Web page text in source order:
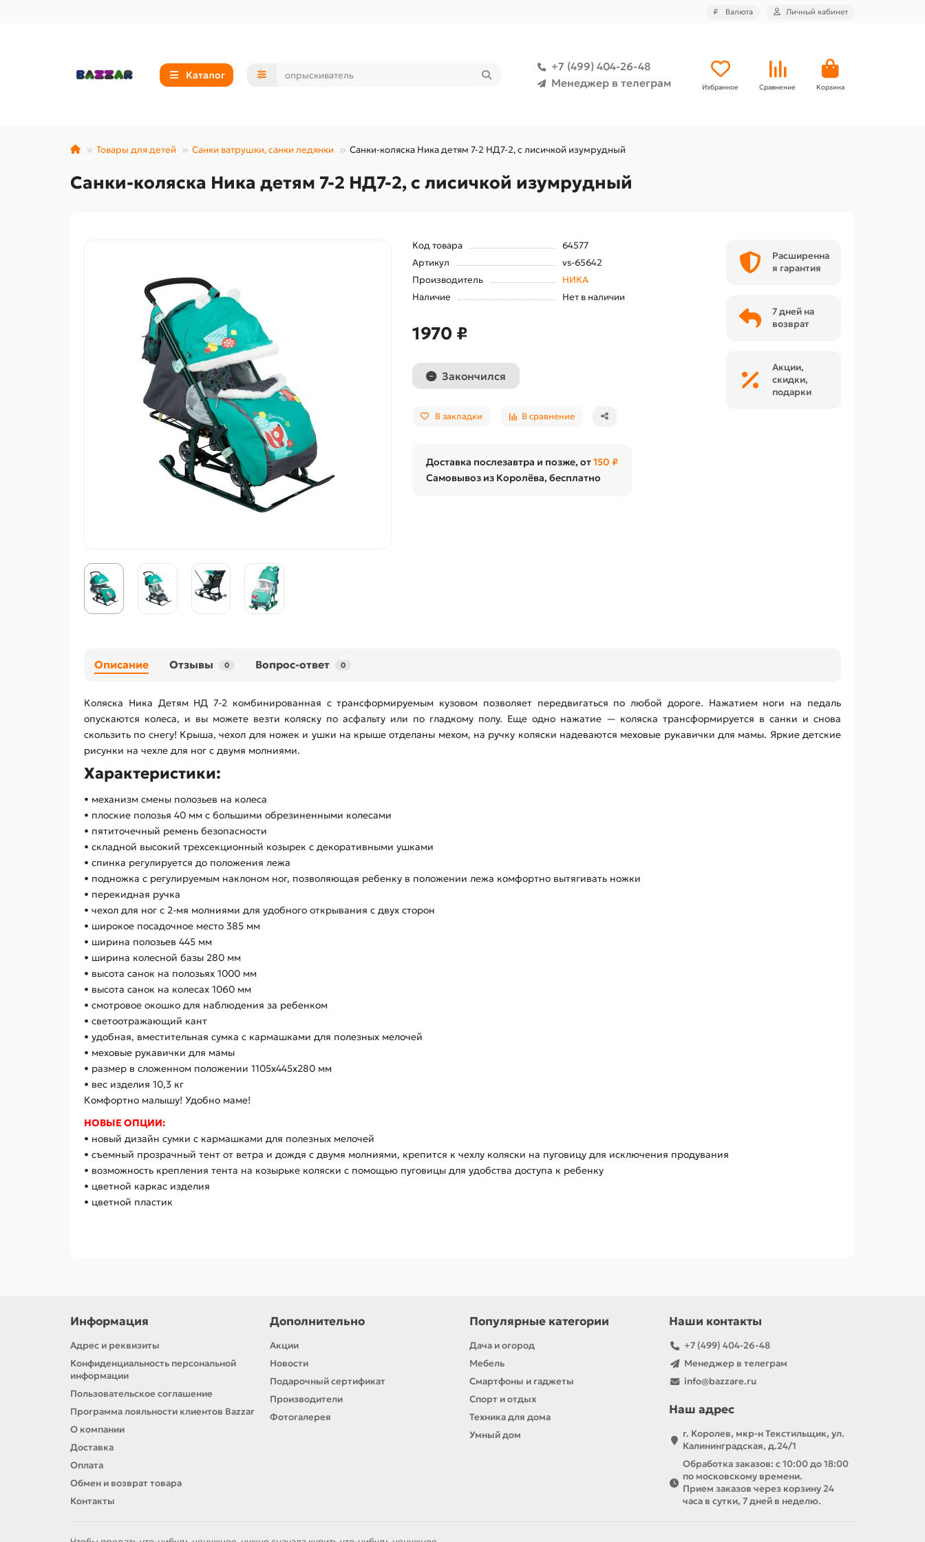
₽ Валюта Личный кабинет
Каталог
+7 (499) 404-26-48
Менеджер в телеграм
Избранное Сравнение Корзина
Товары для детей Санки ватрушки, санки ледянки Санки-коляска Ника детям 7-2 НД7-2, с лисичкой изумрудный
Санки-коляска Ника детям 7-2 НД7-2, с лисичкой изумрудный
Код товара
64577
Артикул
vs-65642
Производитель
НИКА
Наличие
Нет в наличии
1970 ₽
Закончился
В закладки В сравнение
Доставка послезавтра и позже, от150 ₽
Самовывоз из Королёва, бесплатно
Расширенна
я гарантия
7 дней на
возврат
Акции,
скидки,
подарки
Описание Отзывы 0 Вопрос-ответ 0
Коляска Ника Детям НД 7-2 комбинированная с трансформируемым кузовом позволяет передвигаться по любой дороге. Нажатием ноги на педаль
опускаются колеса, и вы можете везти коляску по асфальту или по гладкому полу. Еще одно нажатие — коляска трансформируется в санки и снова
скользить по снегу! Крыша, чехол для ножек и ушки на крыше отделаны мехом, на ручку коляски надеваются меховые рукавички для мамы. Яркие детские
рисунки на чехле для ног с двумя молниями.
Характеристики:
• механизм смены полозьев на колеса
• плоские полозья 40 мм с большими обрезиненными колесами
• пятиточечный ремень безопасности
• складной высокий трехсекционный козырек с декоративными ушками
• спинка регулируется до положения лежа
• подножка с регулируемым наклоном ног, позволяющая ребенку в положении лежа комфортно вытягивать ножки
• перекидная ручка
• чехол для ног с 2-мя молниями для удобного открывания с двух сторон
• широкое посадочное место 385 мм
• ширина полозьев 445 мм
• ширина колесной базы 280 мм
• высота санок на полозьях 1000 мм
• высота санок на колесах 1060 мм
• смотровое окошко для наблюдения за ребенком
• светоотражающий кант
• удобная, вместительная сумка с кармашками для полезных мелочей
• меховые рукавички для мамы
• размер в сложенном положении 1105х445х280 мм
• вес изделия 10,3 кг
Комфортно малышу! Удобно маме!
НОВЫЕ ОПЦИИ:
• новый дизайн сумки с кармашками для полезных мелочей
• съемный прозрачный тент от ветра и дождя с двумя молниями, крепится к чехлу коляски на пуговицу для исключения продувания
• возможность крепления тента на козырьке коляски с помощью пуговицы для удобства доступа к ребенку
• цветной каркас изделия
• цветной пластик
Информация
Адрес и реквизиты
Конфиденциальность персональной
информации
Пользовательское соглашение
Программа лояльности клиентов Bazzar
О компании
Доставка
Оплата
Обмен и возврат товара
Контакты
Дополнительно
Акции
Новости
Подарочный сертификат
Производители
Фотогалерея
Популярные категории
Дача и огород
Мебель
Смартфоны и гаджеты
Спорт и отдых
Техника для дома
Умный дом
Наши контакты
+7 (499) 404-26-48
Менеджер в телеграм
info@bazzare.ru
Наш адрес
г. Королев, мкр-н Текстильщик, ул.
Калининградская, д.24/1
Обработка заказов: с 10:00 до 18:00
по московскому времени.
Прием заказов через корзину 24
часа в сутки, 7 дней в неделю.